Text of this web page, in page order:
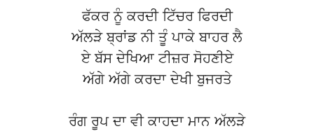
ਫੱਕਰ ਨੂੰ ਕਰਦੀ ਟਿੱਚਰ ਫਿਰਦੀ
ਅੱਲੜੇ ਬ੍ਰਾਂਡ ਨੀ ਤੂੰ ਪਾਕੇ ਬਾਹਰ ਲੈ
ਏ ਬੱਸ ਦੇਖਿਆ ਟੀਜ਼ਰ ਸੋਹਣੀਏ
ਅੱਗੇ ਅੱਗੇ ਕਰਦਾ ਦੇਖੀ ਬੁਜਰਤੇ
ਰੰਗ ਰੂਪ ਦਾ ਵੀ ਕਾਹਦਾ ਮਾਨ ਅੱਲੜੇ